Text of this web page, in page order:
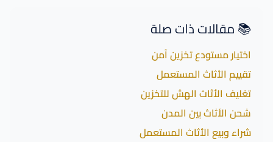
📚 مقالات ذات صلة
اختيار مستودع تخزين آمن
تقييم الأثاث المستعمل
تغليف الأثاث الهش للتخزين
شحن الأثاث بين المدن
شراء وبيع الأثاث المستعمل